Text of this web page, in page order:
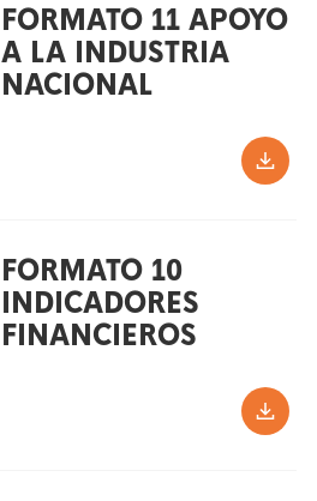
FORMATO 11 APOYO
A LA INDUSTRIA
NACIONAL
FORMATO 10
INDICADORES
FINANCIEROS